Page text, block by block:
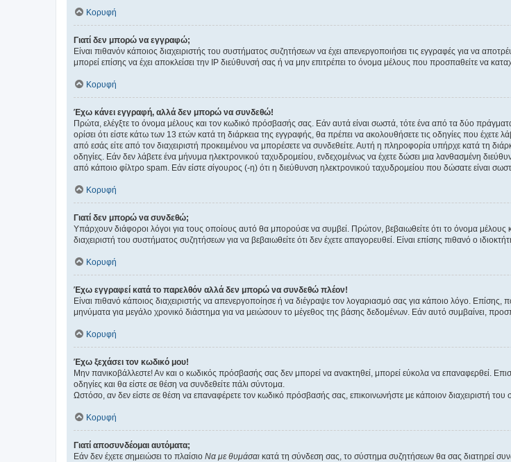
Κορυφή
Γιατί δεν μπορώ να εγγραφώ;
Είναι πιθανόν κάποιος διαχειριστής του συστήματος συζητήσεων να έχει απενεργοποιήσει τις εγγραφές για να
μπορεί επίσης να έχει αποκλείσει την IP διεύθυνσή σας ή να μην επιτρέπει το όνομα μέλους που προσπαθείτε να
Κορυφή
Έχω κάνει εγγραφή, αλλά δεν μπορώ να συνδεθώ!
Πρώτα, ελέγξτε το όνομα μέλους και τον κωδικό πρόσβασής σας. Εάν αυτά είναι σωστά, τότε ένα από τα δύο
ορίσει ότι είστε κάτω των 13 ετών κατά τη διάρκεια της εγγραφής, θα πρέπει να ακολουθήσετε τις οδηγίες που έχετε
από εσάς είτε από τον διαχειριστή προκειμένου να μπορέσετε να συνδεθείτε. Αυτή η πληροφορία υπήρχε κατά τη
οδηγίες. Εάν δεν λάβετε ένα μήνυμα ηλεκτρονικού ταχυδρομείου, ενδεχομένως να έχετε δώσει μια λανθασμένη
από κάποιο φίλτρο spam. Εάν είστε σίγουρος (-η) ότι η διεύθυνση ηλεκτρονικού ταχυδρομείου που δώσατε είναι
Κορυφή
Γιατί δεν μπορώ να συνδεθώ;
Υπάρχουν διάφοροι λόγοι για τους οποίους αυτό θα μπορούσε να συμβεί. Πρώτον, βεβαιωθείτε ότι το όνομα
διαχειριστή του συστήματος συζητήσεων για να βεβαιωθείτε ότι δεν έχετε απαγορευθεί. Είναι επίσης πιθανό ο
Κορυφή
Έχω εγγραφεί κατά το παρελθόν αλλά δεν μπορώ να συνδεθώ πλέον!
Είναι πιθανό κάποιος διαχειριστής να απενεργοποίησε ή να διέγραψε τον λογαριασμό σας για κάποιο λόγο.
μηνύματα για μεγάλο χρονικό διάστημα για να μειώσουν το μέγεθος της βάσης δεδομένων. Εάν αυτό συμβαίνει,
Κορυφή
Έχω ξεχάσει τον κωδικό μου!
Μην πανικοβάλλεστε! Αν και ο κωδικός πρόσβασής σας δεν μπορεί να ανακτηθεί, μπορεί εύκολα να επαναφερθεί.
οδηγίες και θα είστε σε θέση να συνδεθείτε πάλι σύντομα.
Ωστόσο, αν δεν είστε σε θέση να επαναφέρετε τον κωδικό πρόσβασής σας, επικοινωνήστε με κάποιον διαχειριστή
Κορυφή
Γιατί αποσυνδέομαι αυτόματα;
Εάν δεν έχετε σημειώσει το πλαίσιο Να με θυμάσαι κατά τη σύνδεση σας, το σύστημα συζητήσεων θα σας διατηρεί